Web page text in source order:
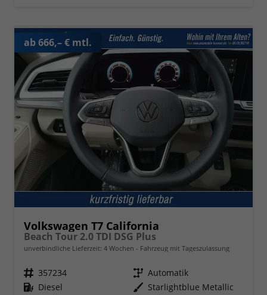
ab 666,– € mtl.
Volkswagen T7 California
Beach Tour 2.0 TDI DSG Plus
unverbindliche Lieferzeit: 4 Wochen Fahrzeug mit Tageszulassung
Fahrzeugnr. 357234 Getriebe Automatik
Kraftstoff Diesel Außenfarbe Starlightblue Metallic